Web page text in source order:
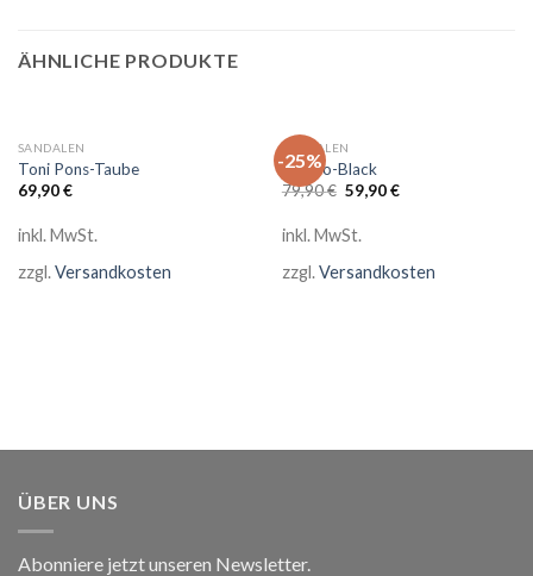
ÄHNLICHE PRODUKTE
SANDALEN
Toni Pons-Taube
69,90€
inkl. MwSt.
zzgl.Versandkosten
-25%
SANDALEN
Inuovo-Black
79,90€ Ursprünglicher
Preis
79,90 €
59,90€Aktueller
inkl. MwSt.
zzgl.Versandkosten
ÜBER UNS
Abonniere jetzt unseren Newsletter.